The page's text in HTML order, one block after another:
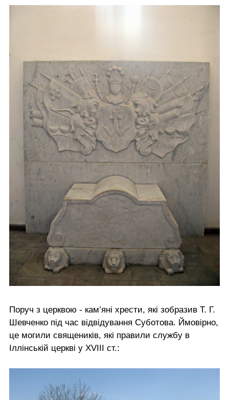
Поруч з церквою - кам’яні хрести, які зобразив Т. Г.
Шевченко під час відвідування Суботова. Ймовірно,
це могили священиків, які правили службу в
Іллінській церкві у XVIIІ cт.: